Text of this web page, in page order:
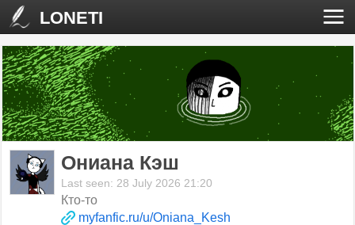
LONETI
Ониана Кэш
Last seen: 28 July 2026 21:20
Кто-то
myfanfic.ru/u/Oniana_Kesh